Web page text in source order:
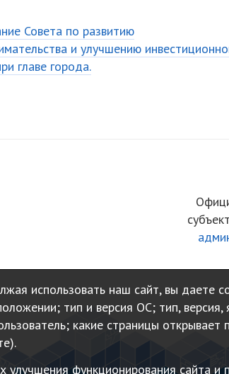
Совета по развитию
и улучшению
главе города.
использовать наш сайт, вы даете
тип и версия ОС; тип,
какие страницы
улучшения функционирования сайта и